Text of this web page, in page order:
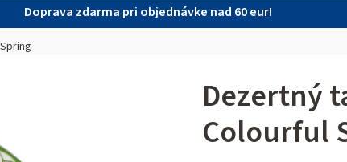
Doprava zdarma pri objednávke nad 60 eur!
Dezertný
Colourful